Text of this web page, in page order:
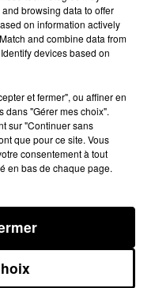
2024 À 07H50
browsing data to offer
on information actively
and combine data from
devices based on
et fermer", ou affiner en
dans "Gérer mes choix".
sur "Continuer sans
que pour ce site. Vous
consentement à tout
en bas de chaque page.